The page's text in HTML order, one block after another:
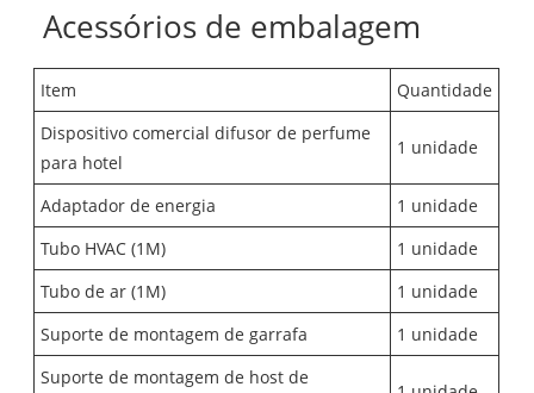
Acessórios de embalagem
Item
Quantidade
Dispositivo comercial difusor de perfume
para hotel
1 unidade
Adaptador de energia
1 unidade
Tubo HVAC (1M)
1 unidade
Tubo de ar (1M)
1 unidade
Suporte de montagem de garrafa
1 unidade
Suporte de montagem de host de